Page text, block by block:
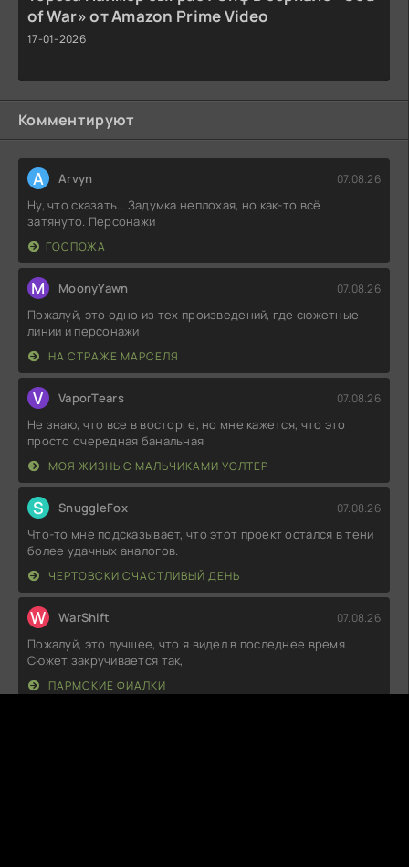
of War» от Amazon Prime Video
17-01-2026
Комментируют
A Arvyn 07.08.26
Ну, что сказать… Задумка неплохая, но как-то всё
затянуто. Персонажи
ГОСПОЖА
M MoonyYawn 07.08.26
Пожалуй, это одно из тех произведений, где сюжетные
линии и персонажи
НА СТРАЖЕ МАРСЕЛЯ
V VaporTears 07.08.26
Не знаю, что все в восторге, но мне кажется, что это
просто очередная банальная
МОЯ ЖИЗНЬ С МАЛЬЧИКАМИ УОЛТЕР
S SnuggleFox 07.08.26
Что-то мне подсказывает, что этот проект остался в тени
более удачных аналогов.
ЧЕРТОВСКИ СЧАСТЛИВЫЙ ДЕНЬ
W WarShift 07.08.26
Пожалуй, это лучшее, что я видел в последнее время.
Сюжет закручивается так,
ПАРМСКИЕ ФИАЛКИ